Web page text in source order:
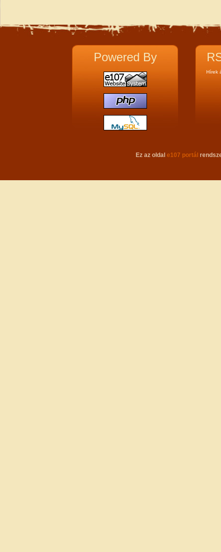
Powered By
Hírek
Ez az oldal e107 portál